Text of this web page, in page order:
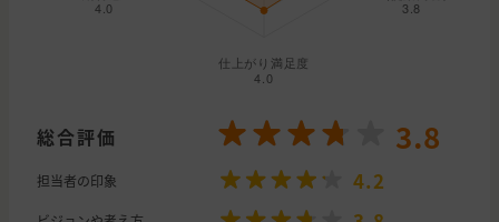
総合評価 3.8
担当者の印象 4.2